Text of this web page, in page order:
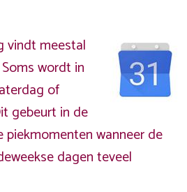
vindt meestal
wordt in
of
gebeurt in de
piekmomenten wanneer de
dagen teveel